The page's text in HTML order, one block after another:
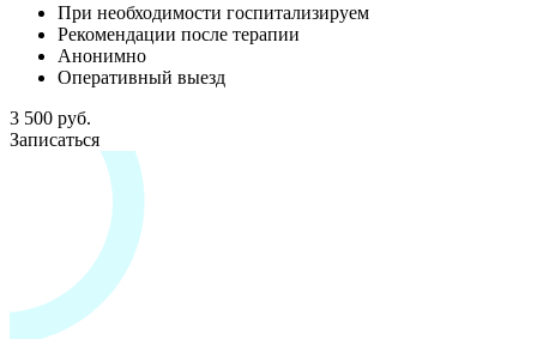
При необходимости госпитализируем
Рекомендации после терапии
Анонимно
Оперативный выезд
3 500 руб.
Записаться